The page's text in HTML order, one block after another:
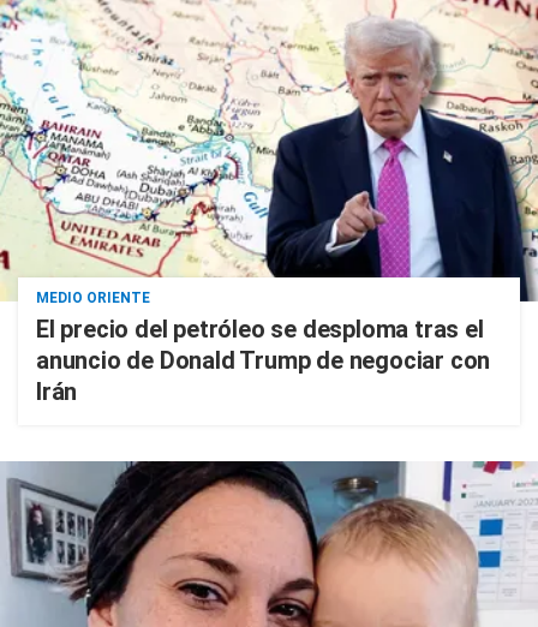
MEDIO ORIENTE
El precio del petróleo se desploma tras el
anuncio de Donald Trump de negociar con
Irán